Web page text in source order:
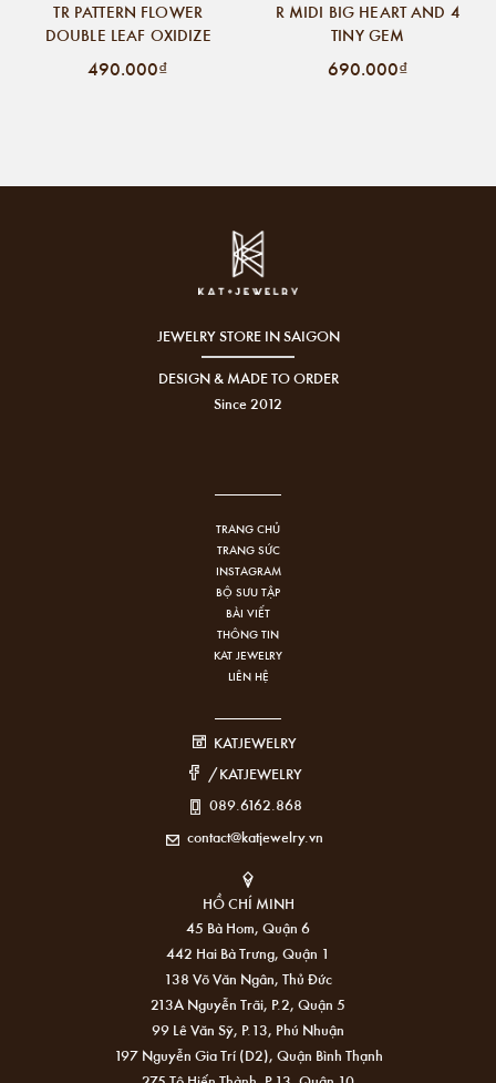
TR PATTERN FLOWER
DOUBLE LEAF OXIDIZE
490.000₫
R MIDI BIG HEART AND 4
TINY GEM
690.000₫
JEWELRY STORE IN SAIGON
DESIGN & MADE TO ORDER
Since 2012
TRANG CHỦ
TRANG SỨC
INSTAGRAM
BỘ SƯU TẬP
BÀI VIẾT
THÔNG TIN
KAT JEWELRY
LIÊN HỆ
KATJEWELRY
/KATJEWELRY
089.6162.868
contact@katjewelry.vn
HỒ CHÍ MINH
45 Bà Hom, Quận 6
442 Hai Bà Trưng, Quận 1
138 Võ Văn Ngân, Thủ Đức
213A Nguyễn Trãi, P.2, Quận 5
99 Lê Văn Sỹ, P.13, Phú Nhuận
197 Nguyễn Gia Trí (D2), Quận Bình Thạnh